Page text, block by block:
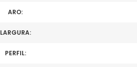
ARO:
LARGURA:
PERFIL: